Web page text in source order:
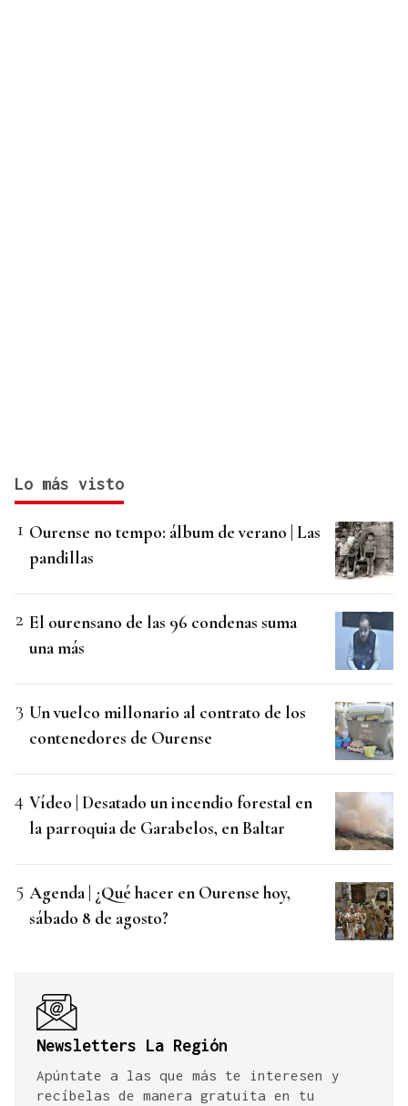
Lo más visto
Ourense no tempo: álbum de verano | Las
pandillas
El ourensano de las 96 condenas suma
una más
Un vuelco millonario al contrato de los
contenedores de Ourense
Vídeo | Desatado un incendio forestal en
la parroquia de Garabelos, en Baltar
Agenda | ¿Qué hacer en Ourense hoy,
sábado 8 de agosto?
Newsletters La Región
Apúntate a las que más te interesen y
recíbelas de manera gratuita en tu